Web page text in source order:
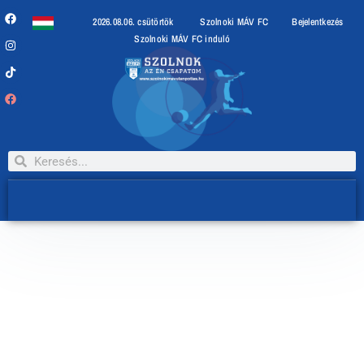
2026.08.06. csütörtök Szolnoki MÁV FC
Bejelentkezés
Szolnoki MÁV FC induló